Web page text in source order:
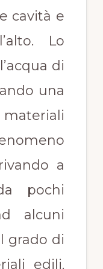
cavità e
Lo
di
una
a
pochi
alcuni
grado di
edili.